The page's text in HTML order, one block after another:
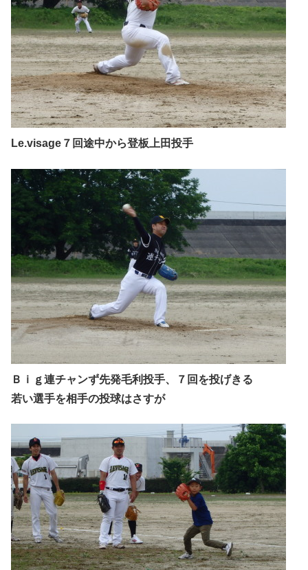
Le.visage７回途中から登板上田投手
Ｂｉｇ連チャンず先発毛利投手、７回を投げきる
若い選手を相手の投球はさすが